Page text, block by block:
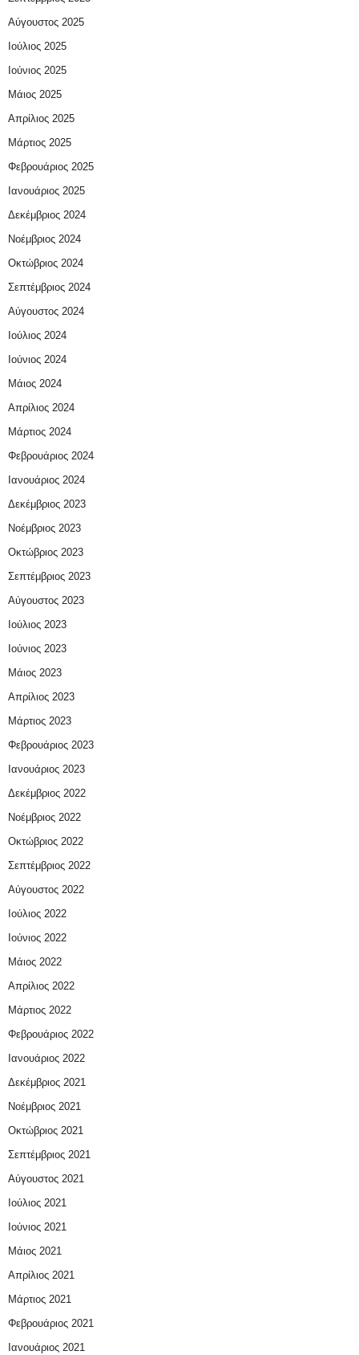
Αύγουστος 2025
Ιούλιος 2025
Ιούνιος 2025
Μάιος 2025
Απρίλιος 2025
Μάρτιος 2025
Φεβρουάριος 2025
Ιανουάριος 2025
Δεκέμβριος 2024
Νοέμβριος 2024
Οκτώβριος 2024
Σεπτέμβριος 2024
Αύγουστος 2024
Ιούλιος 2024
Ιούνιος 2024
Μάιος 2024
Απρίλιος 2024
Μάρτιος 2024
Φεβρουάριος 2024
Ιανουάριος 2024
Δεκέμβριος 2023
Νοέμβριος 2023
Οκτώβριος 2023
Σεπτέμβριος 2023
Αύγουστος 2023
Ιούλιος 2023
Ιούνιος 2023
Μάιος 2023
Απρίλιος 2023
Μάρτιος 2023
Φεβρουάριος 2023
Ιανουάριος 2023
Δεκέμβριος 2022
Νοέμβριος 2022
Οκτώβριος 2022
Σεπτέμβριος 2022
Αύγουστος 2022
Ιούλιος 2022
Ιούνιος 2022
Μάιος 2022
Απρίλιος 2022
Μάρτιος 2022
Φεβρουάριος 2022
Ιανουάριος 2022
Δεκέμβριος 2021
Νοέμβριος 2021
Οκτώβριος 2021
Σεπτέμβριος 2021
Αύγουστος 2021
Ιούλιος 2021
Ιούνιος 2021
Μάιος 2021
Απρίλιος 2021
Μάρτιος 2021
Φεβρουάριος 2021
Ιανουάριος 2021